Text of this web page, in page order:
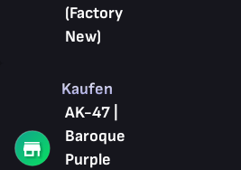
(Factory
New)
Kaufen
AK-47 |
Baroque
Purple